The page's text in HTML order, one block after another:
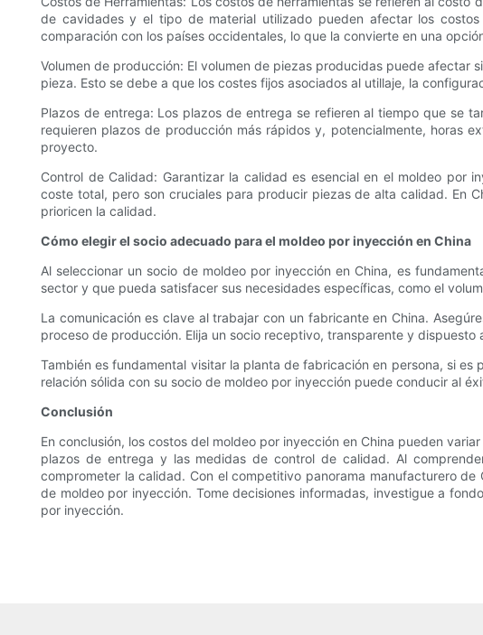
de cavidades y el tipo de material utilizado pueden afectar los
comparación con los países occidentales, lo que la convierte en una
Volumen de producción: El volumen de piezas producidas puede afectar
pieza. Esto se debe a que los costes fijos asociados al utillaje, la
Plazos de entrega: Los plazos de entrega se refieren al tiempo que se
requieren plazos de producción más rápidos y, potencialmente, horas
proyecto.
Control de Calidad: Garantizar la calidad es esencial en el moldeo por
coste total, pero son cruciales para producir piezas de alta calidad. En
prioricen la calidad.
Cómo elegir el socio adecuado para el moldeo por inyección en China
Al seleccionar un socio de moldeo por inyección en China, es
sector y que pueda satisfacer sus necesidades específicas, como el
La comunicación es clave al trabajar con un fabricante en China.
proceso de producción. Elija un socio receptivo, transparente y dispuesto
También es fundamental visitar la planta de fabricación en persona, si
relación sólida con su socio de moldeo por inyección puede conducir al
Conclusión
En conclusión, los costos del moldeo por inyección en China pueden
plazos de entrega y las medidas de control de calidad. Al
comprometer la calidad. Con el competitivo panorama manufacturero
de moldeo por inyección. Tome decisiones informadas, investigue a
por inyección.